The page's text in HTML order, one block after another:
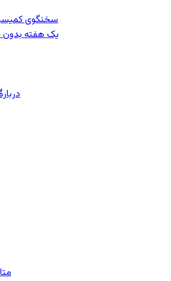
سخنگوی کمیسیون
یک هفته بدون